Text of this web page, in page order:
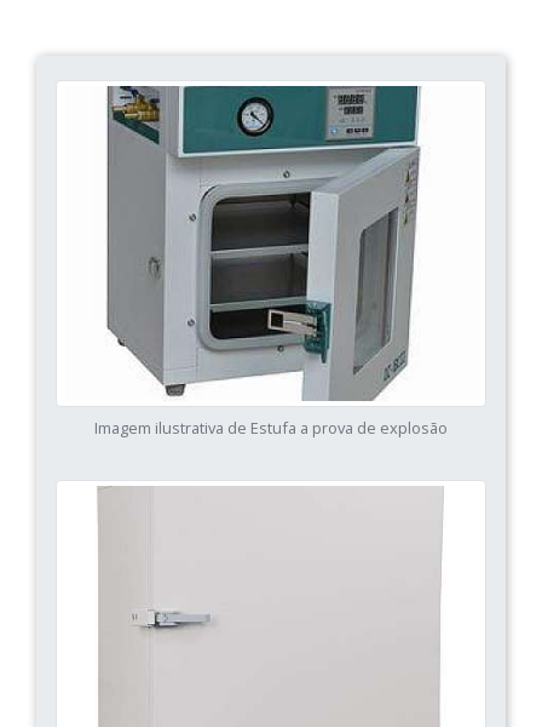
Imagem ilustrativa de Estufa a prova de explosão